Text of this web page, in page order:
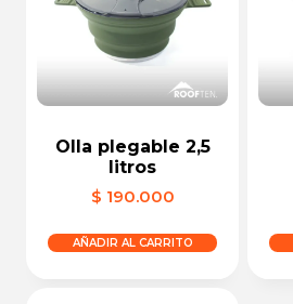
Olla plegable 2,5
litros
$ 190.000
AÑADIR AL CARRITO